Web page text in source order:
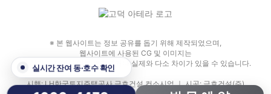
※ 본 웹사이트는 정보 공유를 돕기 위해 제작되었으며,
웹사이트에 사용된 CG 및 이미지는
인·허가 과정에서 일부 변경되거나 실제와 다소 차이가 있을 수 있습니다.
시행: LH한국토지주택공사 금호건설 컨소시엄 ｜ 시공: 금호건설(주)
실시간 잔여 동·호수 확인